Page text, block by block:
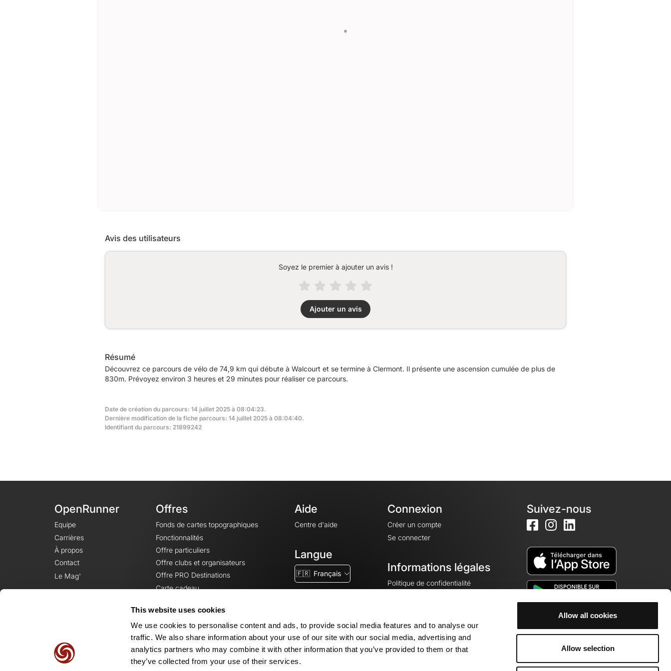
This website uses cookies
We use cookies to personalise content and ads, to provide social media features and to analyse our
traffic. We also share information about your use of our site with our social media, advertising and
analytics partners who may combine it with other information that you’ve provided to them or that
they’ve collected from your use of their services.
Allow all cookies
Allow selection
Avis des utilisateurs
Soyez le premier à ajouter un avis !
Ajouter un avis
Résumé
Découvrez ce parcours de vélo de 74,9 km qui débute à Walcourt et se termine à Clermont. Il présente une ascension cumulée de plus de
830m. Prévoyez environ 3 heures et 29 minutes pour réaliser ce parcours.
Date de création du parcours: 14 juillet 2025 à 08:04:23.
Dernière modification de la fiche parcours: 14 juillet 2025 à 08:04:40.
Identifiant du parcours: 21899242
OpenRunner
Equipe
Carrières
À propos
Contact
Le Mag'
Offres
Fonds de cartes topographiques
Fonctionnalités
Offre particuliers
Offre clubs et organisateurs
Offre PRO Destinations
Carte cadeau
Aide
Centre d'aide
Langue
🇫🇷 Français
Connexion
Créer un compte
Se connecter
Informations légales
Politique de confidentialité
Mentions légales
Paramètres des cookies
Suivez-nous